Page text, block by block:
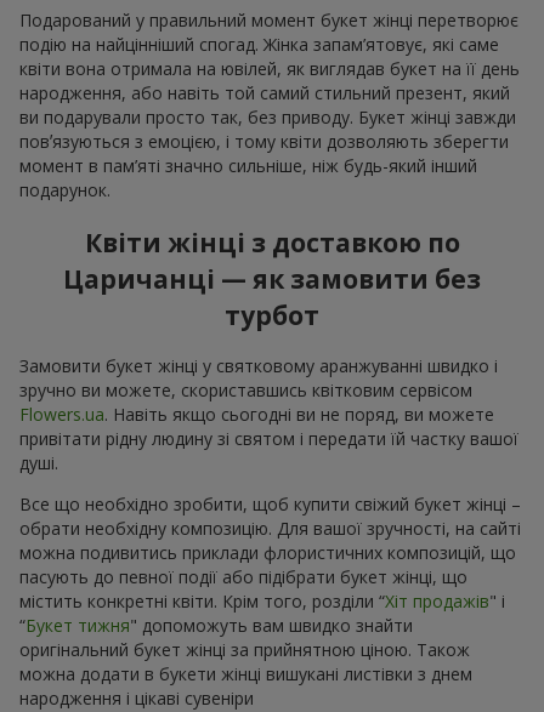
Подарований у правильний момент букет жінці перетворює
подію на найцінніший спогад. Жінка запам’ятовує, які саме
квіти вона отримала на ювілей, як виглядав букет на її день
народження, або навіть той самий стильний презент, який
ви подарували просто так, без приводу. Букет жінці завжди
повʼязуються з емоцією, і тому квіти дозволяють зберегти
момент в пам’яті значно сильніше, ніж будь-який інший
подарунок.
Квіти жінці з доставкою по
Царичанці — як замовити без
турбот
Замовити букет жінці у святковому аранжуванні швидко і
зручно ви можете, скориставшись квітковим сервісом
Flowers.ua. Навіть якщо сьогодні ви не поряд, ви можете
привітати рідну людину зі святом і передати їй частку вашої
душі.
Все що необхідно зробити, щоб купити свіжий букет жінці –
обрати необхідну композицію. Для вашої зручності, на сайті
можна подивитись приклади флористичних композицій, що
пасують до певної події або підібрати букет жінці, що
містить конкретні квіти. Крім того, розділи “Хіт продажів" і
“Букет тижня" допоможуть вам швидко знайти
оригінальний букет жінці за прийнятною ціною. Також
можна додати в букети жінці вишукані листівки з днем
народження і цікаві сувеніри